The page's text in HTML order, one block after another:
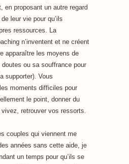
en proposant un autre regard
leur vie pour qu’ils
ressources. La
n’inventent et ne créent
apparaître les moyens de
ou sa souffrance pour
supporter). Vous
moments difficiles pour
le point, donner du
retrouver vos ressorts.
couples qui viennent me
années sans cette aide, je
un temps pour qu’ils se